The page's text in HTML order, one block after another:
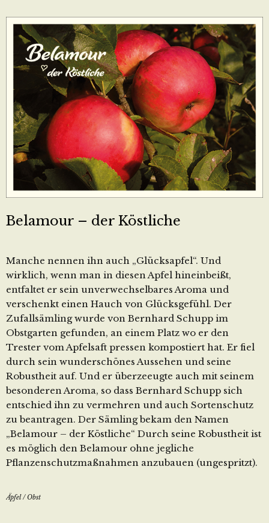
Belamour – der Köstliche
Manche nennen ihn auch „Glücksapfel“. Und
wirklich, wenn man in diesen Apfel hineinbeißt,
entfaltet er sein unverwechselbares Aroma und
verschenkt einen Hauch von Glücksgefühl. Der
Zufallsämling wurde von Bernhard Schupp im
Obstgarten gefunden, an einem Platz wo er den
Trester vom Apfelsaft pressen kompostiert hat. Er fiel
durch sein wunderschönes Aussehen und seine
Robustheit auf. Und er überzeeugte auch mit seinem
besonderen Aroma, so dass Bernhard Schupp sich
entschied ihn zu vermehren und auch Sortenschutz
zu beantragen. Der Sämling bekam den Namen
„Belamour – der Köstliche“ Durch seine Robustheit ist
es möglich den Belamour ohne jegliche
Pflanzenschutzmaßnahmen anzubauen (ungespritzt).
Äpfel/Obst